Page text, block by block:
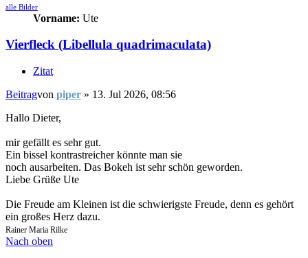
alle Bilder
Vorname: Ute
Vierfleck (Libellula quadrimaculata)
Zitat
Beitragvon piper » 13. Jul 2026, 08:56
Hallo Dieter,
mir gefällt es sehr gut.
Ein bissel kontrastreicher könnte man sie
noch ausarbeiten. Das Bokeh ist sehr schön geworden.
Liebe Grüße Ute
Die Freude am Kleinen ist die schwierigste Freude, denn es gehört
ein großes Herz dazu.
Rainer Maria Rilke
Nach oben